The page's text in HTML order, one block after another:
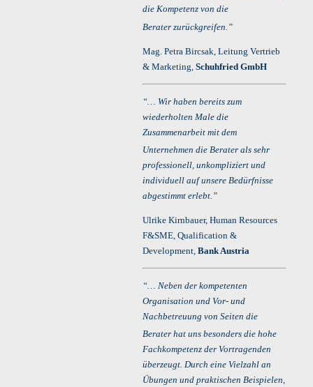
die Kompetenz von die
Berater zurückgreifen.”
Mag. Petra Bircsak, Leitung Vertrieb
& Marketing, Schuhfried GmbH
“… Wir haben bereits zum
wiederholten Male die
Zusammenarbeit mit dem
Unternehmen die Berater als sehr
professionell, unkompliziert und
individuell auf unsere Bedürfnisse
abgestimmt erlebt.”
Ulrike Kirnbauer, Human Resources
F&SME, Qualification &
Development, Bank Austria
“… Neben der kompetenten
Organisation und Vor- und
Nachbetreuung von Seiten die
Berater hat uns besonders die hohe
Fachkompetenz der Vortragenden
überzeugt. Durch eine Vielzahl an
Übungen und praktischen Beispielen,